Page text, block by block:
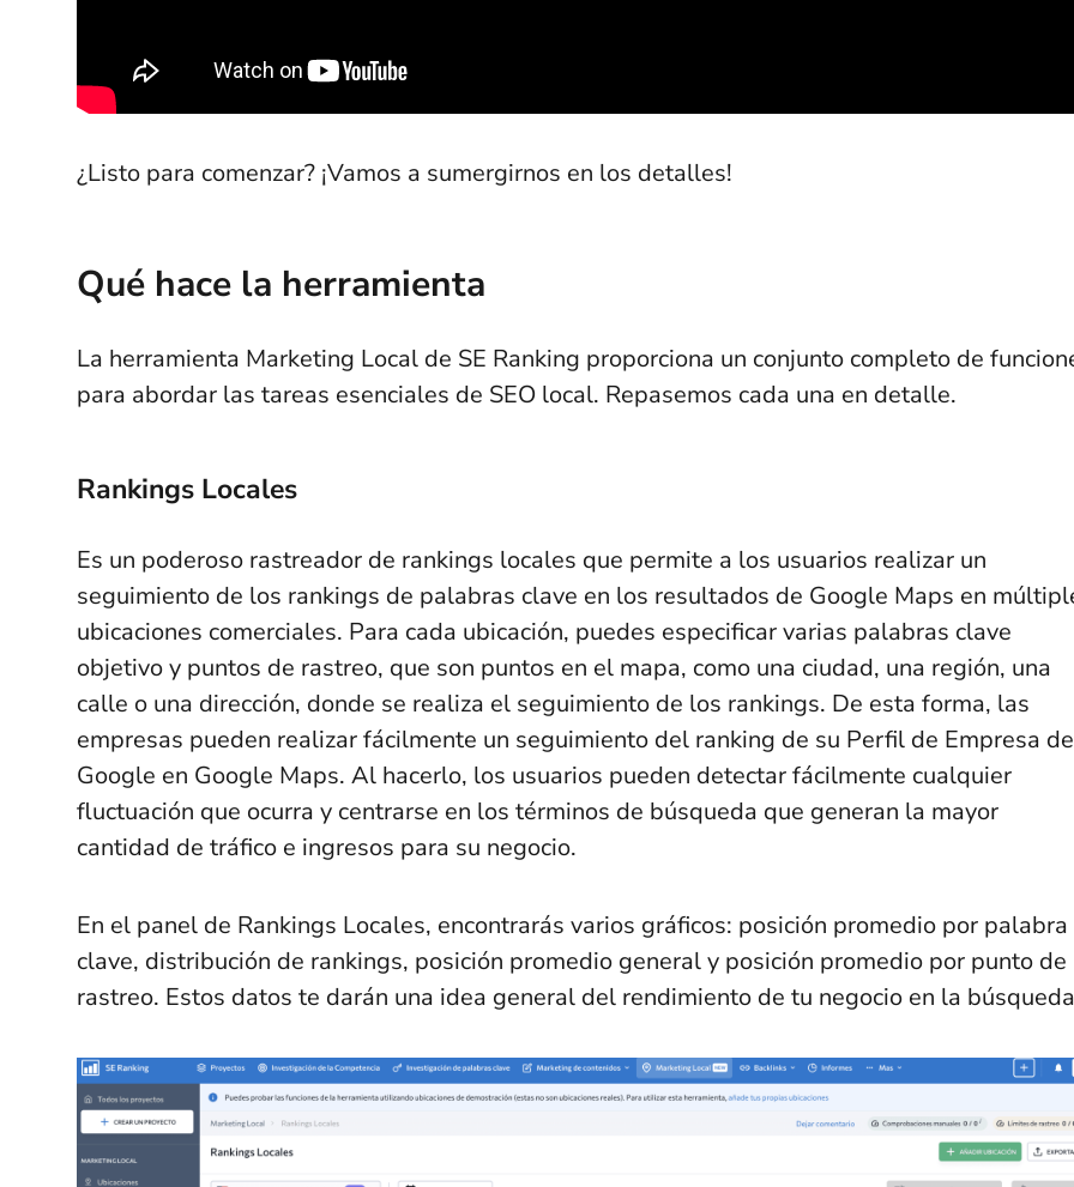
¿Listo para comenzar? ¡Vamos a sumergirnos en los detalles!
Qué hace la herramienta
La herramienta Marketing Local de SE Ranking proporciona un conjunto completo de
para abordar las tareas esenciales de SEO local. Repasemos cada una en detalle.
Rankings Locales
Es un poderoso rastreador de rankings locales que permite a los usuarios realizar un
seguimiento de los rankings de palabras clave en los resultados de Google Maps en
ubicaciones comerciales. Para cada ubicación, puedes especificar varias palabras clave
objetivo y puntos de rastreo, que son puntos en el mapa, como una ciudad, una región, una
calle o una dirección, donde se realiza el seguimiento de los rankings. De esta forma, las
empresas pueden realizar fácilmente un seguimiento del ranking de su Perfil de Empresa de
Google en Google Maps. Al hacerlo, los usuarios pueden detectar fácilmente cualquier
fluctuación que ocurra y centrarse en los términos de búsqueda que generan la mayor
cantidad de tráfico e ingresos para su negocio.
En el panel de Rankings Locales, encontrarás varios gráficos: posición promedio por palabra
clave, distribución de rankings, posición promedio general y posición promedio por punto de
rastreo. Estos datos te darán una idea general del rendimiento de tu negocio en la